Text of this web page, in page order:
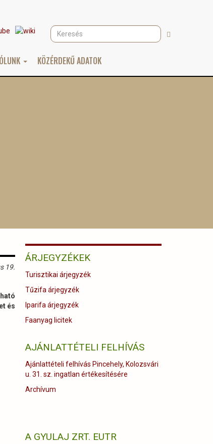
Keresés Keresés
KÖZÉRDEKŰ ADATOK
19.
és
ÁRJEGYZÉKEK
Turisztikai árjegyzék
Tűzifa árjegyzék
Iparifa árjegyzék
Faanyag licitek
AJÁNLATTÉTELI FELHÍVÁS
Ajánlattételi felhívás Pincehely, Kolozsvári
u. 31. sz. ingatlan értékesítésére
Archívum
A GYULAJ ZRT. EUTR